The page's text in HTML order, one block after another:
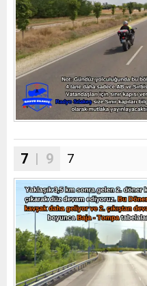
7 | 9 7